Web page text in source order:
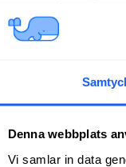
Denna webbplats
Vi samlar in data
fiber och vill dra in
nätägare direkt. Se
i Ambjörby
några adresser med
Ambjörby